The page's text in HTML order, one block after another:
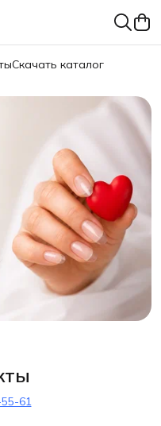
Скачать каталог
61